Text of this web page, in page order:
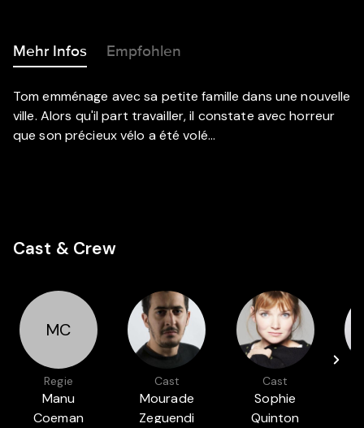
Mehr Infos Empfohlen
Tom emménage avec sa petite famille dans une nouvelle
ville. Alors qu'il part travailler, il constate avec horreur
que son précieux vélo a été volé...
Cast & Crew
MC
Regie
Manu
Coeman
Cast
Mourade
Zeguendi
Cast
Sophie
Quinton